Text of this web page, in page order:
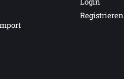
Registrieren